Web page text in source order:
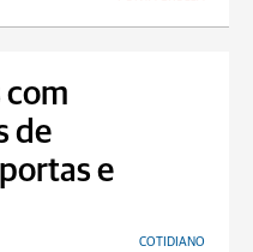
com
de
e
COTIDIANO